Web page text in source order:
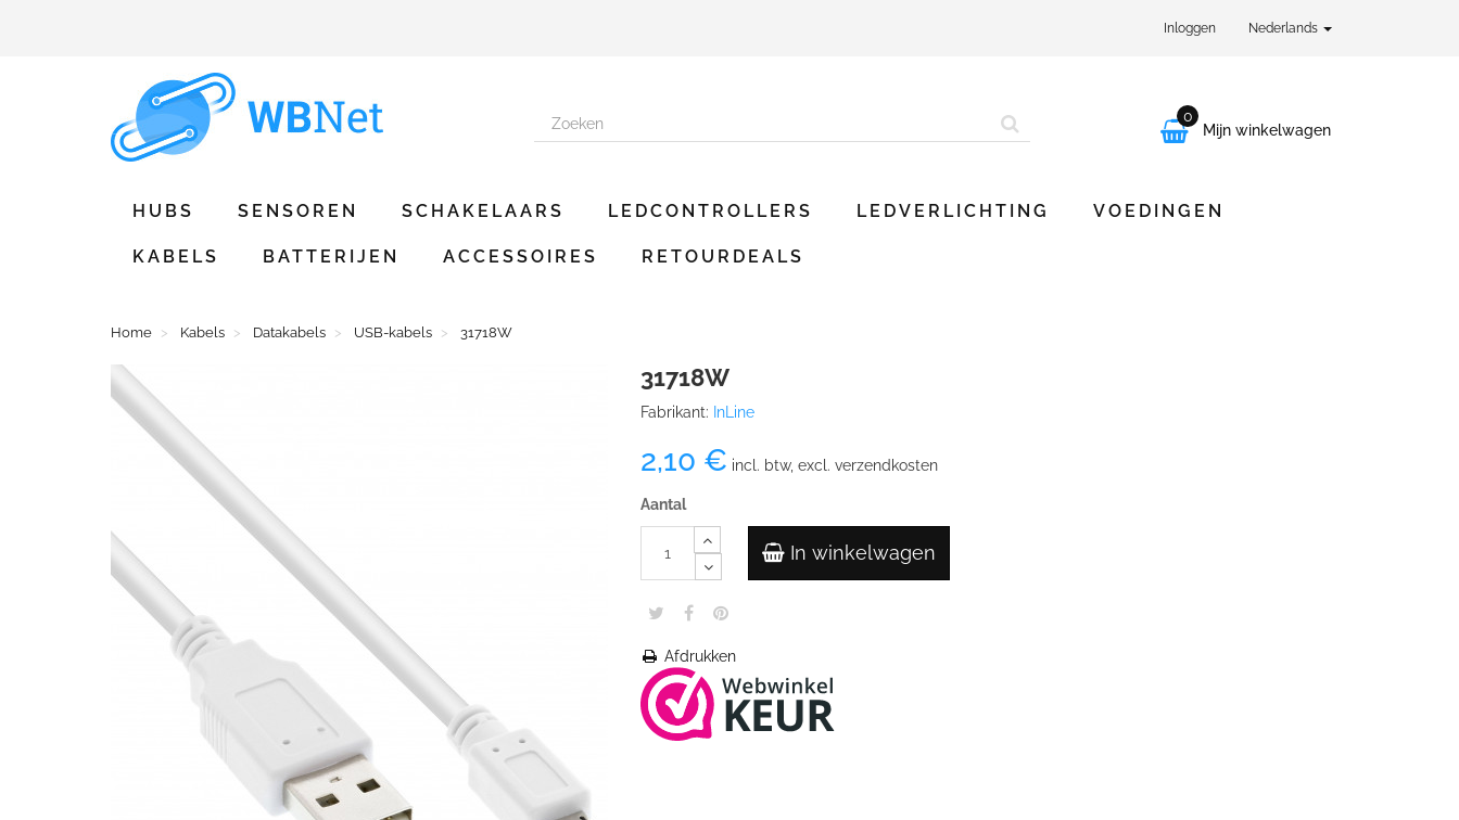
Inloggen Nederlands

0
Mijn winkelwagen
HUBS SENSOREN SCHAKELAARS LEDCONTROLLERS LEDVERLICHTING VOEDINGEN
KABELS BATTERIJEN ACCESSOIRES RETOURDEALS
Home Kabels Datakabels USB-kabels 31718W
31718W
Fabrikant: InLine
2,10 € incl. btw, excl. verzendkosten
Aantal
In winkelwagen
Afdrukken